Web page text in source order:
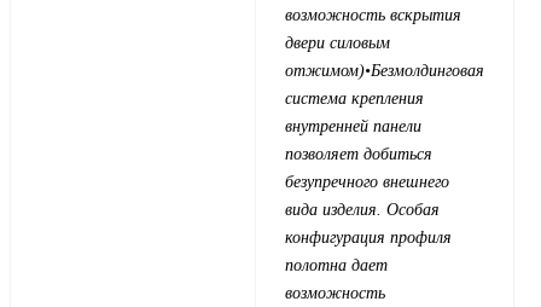
возможность вскрытия
двери силовым
отжимом)•Безмолдинговая
система крепления
внутренней панели
позволяет добиться
безупречного внешнего
вида изделия. Особая
конфигурация профиля
полотна дает
возможность